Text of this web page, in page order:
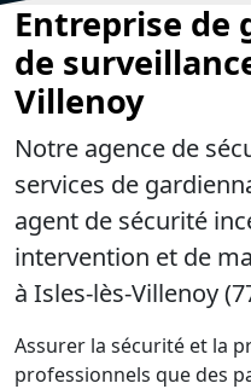
Entreprise de
de
Villenoy
Notre agence de
services de
agent de sécurité
intervention et de
à Isles-lès-Villenoy
Assurer la sécurité et la
professionnels que des